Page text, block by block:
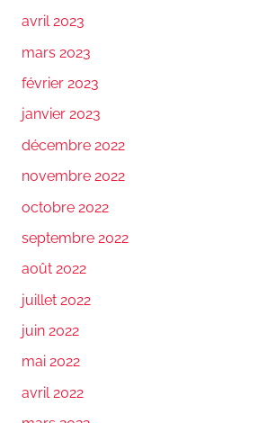
avril 2023
mars 2023
février 2023
janvier 2023
décembre 2022
novembre 2022
octobre 2022
septembre 2022
août 2022
juillet 2022
juin 2022
mai 2022
avril 2022